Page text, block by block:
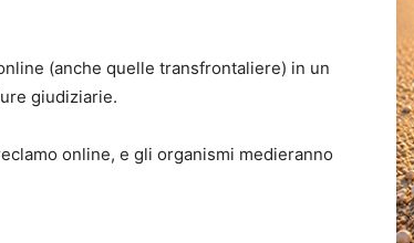
(anche quelle transfrontaliere) in un
giudiziarie.
online, e gli organismi medieranno